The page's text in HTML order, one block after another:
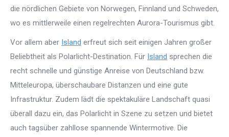
die nördlichen Gebiete von Norwegen, Finnland und Schweden,
wo es mittlerweile einen regelrechten Aurora-Tourismus gibt.
Vor allem aber Island erfreut sich seit einigen Jahren großer
Beliebtheit als Polarlicht-Destination. Für Island sprechen die
recht schnelle und günstige Anreise von Deutschland bzw.
Mitteleuropa, überschaubare Distanzen und eine gute
Infrastruktur. Zudem lädt die spektakuläre Landschaft quasi
überall dazu ein, das Polarlicht in Szene zu setzen und bietet
auch tagsüber zahllose spannende Wintermotive. Die